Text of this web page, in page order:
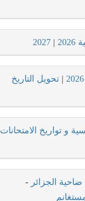
|
2027
| تحويل التاريخ
و تواريخ الامتحانات
الجزائر -